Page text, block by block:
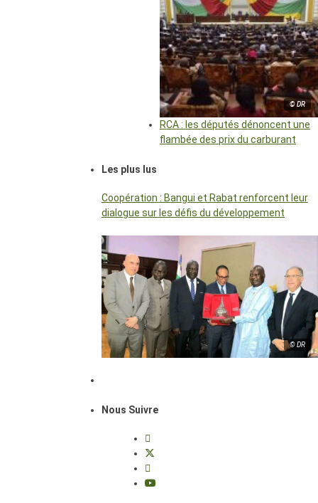
© DR
RCA : les députés dénoncent une
flambée des prix du carburant
Les plus lus
Coopération : Bangui et Rabat renforcent leur
dialogue sur les défis du développement
© DR
Nous Suivre